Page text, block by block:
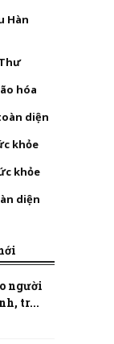
Hàn
hóa
diện
khỏe
khỏe
diện
người
tr...